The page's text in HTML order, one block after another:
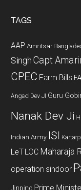
TAGS
AAP Amritsar
Singh Capt
CPEC Farm Bills
Angad Dev JI Guru
Nanak Dev Ji
Indian Army ISI
LeT LOC Maharaja
operation sindoor
Jinping Prime